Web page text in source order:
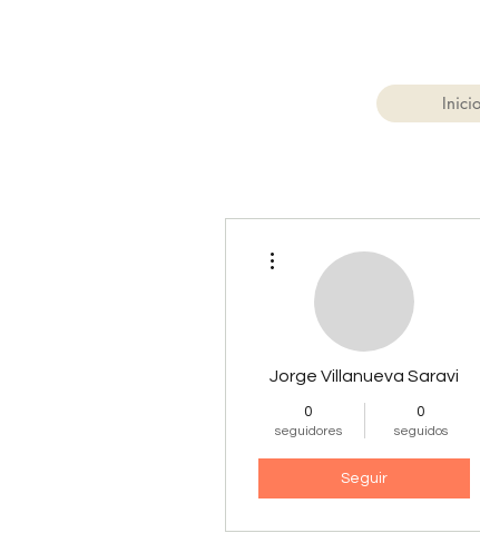
Inicio
Jorge Villanueva Saravi
0
seguidores
0
seguidos
Seguir